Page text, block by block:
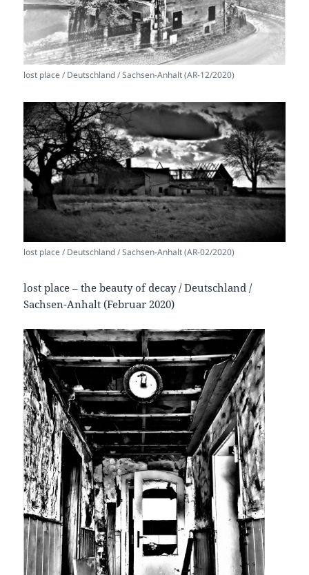
lost place / Deutschland / Sachsen-Anhalt (AR-12/2020)
lost place / Deutschland / Sachsen-Anhalt (AR-02/2020)
lost place – the beauty of decay / Deutschland /
Sachsen-Anhalt (Februar 2020)